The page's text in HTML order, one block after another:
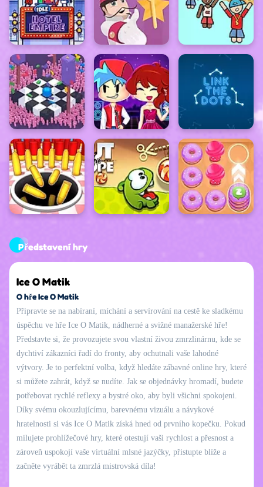
Představení hry
Ice O Matik
O hře Ice O Matik
Připravte se na nabíraní, míchání a servírování na cestě ke sladkému
úspěchu ve hře Ice O Matik, nádherné a svižné manažerské hře!
Představte si, že provozujete svou vlastní živou zmrzlinárnu, kde se
dychtiví zákazníci řadí do fronty, aby ochutnali vaše lahodné
výtvory. Je to perfektní volba, když hledáte zábavné online hry, které
si můžete zahrát, když se nudíte. Jak se objednávky hromadí, budete
potřebovat rychlé reflexy a bystré oko, aby byli všichni spokojeni.
Díky svému okouzlujícímu, barevnému vizuálu a návykové
hratelnosti si vás Ice O Matik získá hned od prvního kopečku. Pokud
milujete prohlížečové hry, které otestují vaši rychlost a přesnost a
zároveň uspokojí vaše virtuální mlsné jazýčky, přistupte blíže a
začněte vyrábět ta zmrzlá mistrovská díla!